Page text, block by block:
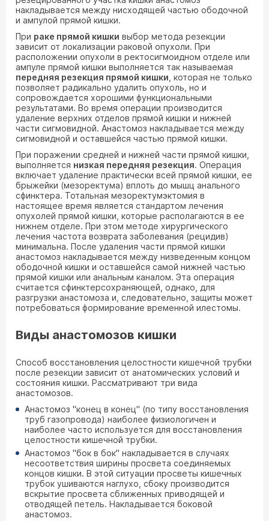
накладывается между нисходящей частью ободочной
и ампулой прямой кишки.
При раке прямой кишки выбор метода резекции
зависит от локализации раковой опухоли. При
расположении опухоли в ректосигмоидном отделе или
ампуле прямой кишки выполняется так называемая
передняя резекция прямой кишки , которая не только
позволяет радикально удалить опухоль, но и
сопровождается хорошими функциональными
результатами. Во время операции производится
удаление верхних отделов прямой кишки и нижней
части сигмовидной. Анастомоз накладывается между
сигмовидной и оставшейся частью прямой кишки.
При поражении средней и нижней части прямой кишки,
выполняется низкая передняя резекция. Операция
включает удаление практически всей прямой кишки, ее
брыжейки (мезоректума) вплоть до мышц анального
сфинктера. Тотальная мезоректумэктомия в
настоящее время является стандартом лечения
опухолей прямой кишки, которые располагаются в ее
нижнем отделе. При этом методе хирургического
лечения частота возврата заболевания (рецидив)
минимальна. После удаления части прямой кишки
анастомоз накладывается между низведенным концом
ободочной кишки и оставшейся самой нижней частью
прямой кишки или анальным каналом. Эта операция
считается сфинктерсохраняющей, однако, для
разгрузки анастомоза и, следовательно, защиты может
потребоваться формирование временной илестомы.
Виды анастомозов кишки
Способ восстановления целостности кишечной трубки
после резекции зависит от анатомических условий и
состояния кишки. Рассматривают три вида
анастомозов.
Анастомоз "конец в конец" (по типу восстановления
труб газопровода) наиболее физиологичен и
наиболее часто используется для восстановления
целостности кишечной трубки.
Анастомоз "бок в бок" накладывается в случаях
несоответствия ширины просвета соединяемых
концов кишки. В этой ситуации просветы кишечных
трубок ушиваются наглухо, сбоку производится
вскрытие просвета сближенных приводящей и
отводящей петель. Накладывается боковой
анастомоз.